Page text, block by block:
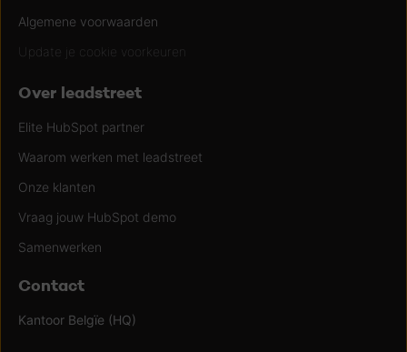
Algemene voorwaarden
Update je cookie voorkeuren
Over leadstreet
Elite HubSpot partner
Waarom werken met leadstreet
Onze klanten
Vraag jouw HubSpot demo
Samenwerken
Contact
Kantoor Belgïe (HQ)